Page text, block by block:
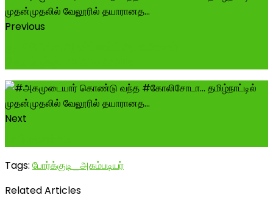
Previous
Next
Tags: போர்க்குடி_அகம்படியர்
Related Articles